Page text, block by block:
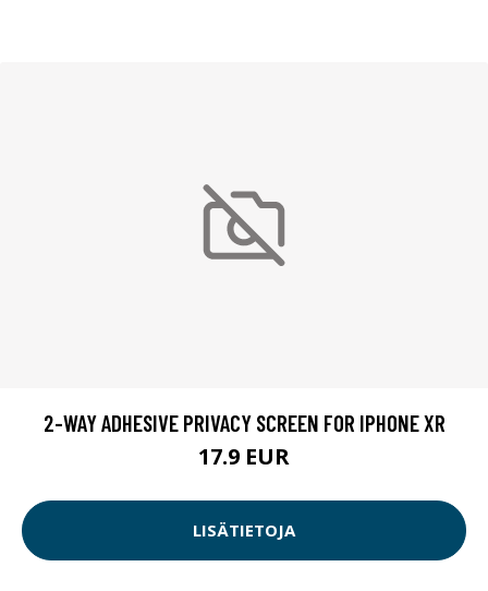
2-WAY ADHESIVE PRIVACY SCREEN FOR IPHONE XR
17.9 EUR
LISÄTIETOJA